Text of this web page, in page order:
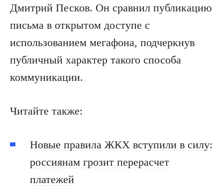
Дмитрий Песков. Он сравнил публикацию
письма в открытом доступе с
использованием мегафона, подчеркнув
публичный характер такого способа
коммуникации.
Читайте также:
Новые правила ЖКХ вступили в силу:
россиянам грозит перерасчет
платежей